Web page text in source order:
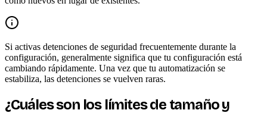
Si activas detenciones de seguridad frecuentemente durante la
configuración, generalmente significa que tu configuración está
cambiando rápidamente. Una vez que tu automatización se
estabiliza, las detenciones se vuelven raras.
¿Cuáles son los límites de tamaño y